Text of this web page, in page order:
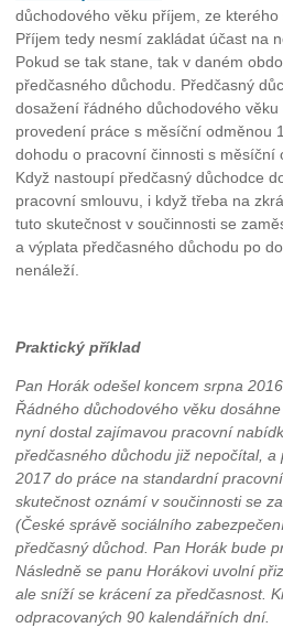
důchodového věku příjem, ze
Příjem tedy nesmí zakládat účast na
Pokud se tak stane, tak v daném
předčasného důchodu. Předčasný
dosažení řádného důchodového
provedení práce s měsíční odměnou
dohodu o pracovní činnosti s měsíční
Když nastoupí předčasný důchodce
pracovní smlouvu, i když třeba na
tuto skutečnost v součinnosti se
a výplata předčasného důchodu po
nenáleží.
Praktický příklad
Pan Horák odešel koncem srpna
Řádného důchodového věku
nyní dostal zajímavou pracovní
předčasného důchodu již nepočítal,
2017 do práce na standardní
skutečnost oznámí v součinnosti se
(České správě sociálního
předčasný důchod. Pan Horák bude
Následně se panu Horákovi uvolní
ale sníží se krácení za předčasnost.
odpracovaných 90 kalendářních dní.